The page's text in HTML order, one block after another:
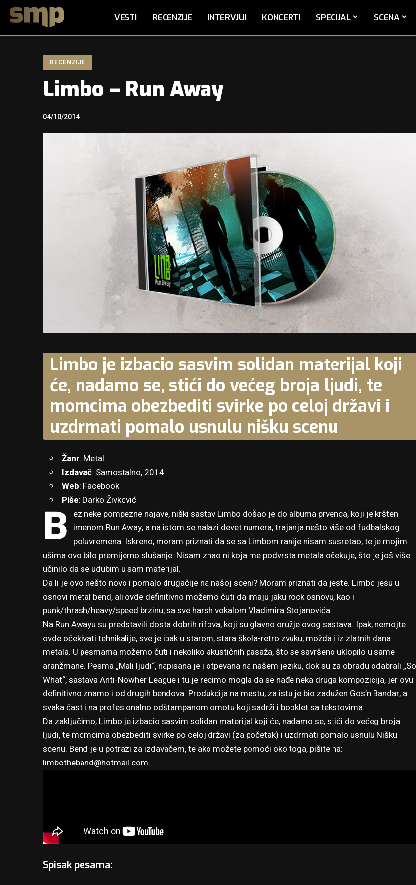
VESTI RECENZIJE INTERVJUI KONCERTI SPECIJAL SCENA
RECENZIJE
Limbo – Run Away
04/10/2014
Limbo je izbacio sasvim solidan materijal koji
će, nadamo se, stići do većeg broja ljudi, te
momcima obezbediti svirke po celoj državi i
uzdrmati pomalo usnulu nišku scenu
Žanr: Metal
Izdavač: Samostalno, 2014.
Web: Facebook
Piše: Darko Živković
B ez neke pompezne najave, niški sastav Limbo došao je do albuma prvenca, koji je kršten
imenom Run Away, a na istom se nalazi devet numera, trajanja nešto više od fudbalskog
poluvremena. Iskreno, moram priznati da se sa Limbom ranije nisam susretao, te je mojim
ušima ovo bilo premijerno slušanje. Nisam znao ni koja me podvrsta metala očekuje, što je još više
učinilo da se udubim u sam materijal.
Da li je ovo nešto novo i pomalo drugačije na našoj sceni? Moram priznati da jeste. Limbo jesu u
osnovi metal bend, ali ovde definitivno možemo čuti da imaju jaku rock osnovu, kao i
punk/thrash/heavy/speed brzinu, sa sve harsh vokalom Vladimira Stojanovića.
Na Run Awayu su predstavili dosta dobrih rifova, koji su glavno oružje ovog sastava. Ipak, nemojte
ovde očekivati tehnikalije, sve je ipak u starom, stara škola-retro zvuku, možda i iz zlatnih dana
metala. U pesmama možemo čuti i nekoliko akustičnih pasaža, što se savršeno uklopilo u same
aranžmane. Pesma „Mali ljudi“, napisana je i otpevana na našem jeziku, dok su za obradu odabrali „So
What“, sastava Anti-Nowher League i tu je recimo mogla da se nađe neka druga kompozicija, jer ovu
definitivno znamo i od drugih bendova. Produkcija na mestu, za istu je bio zadužen Gos’n Bandar, a
svaka čast i na profesionalno odštampanom omotu koji sadrži i booklet sa tekstovima.
Da zaključimo, Limbo je izbacio sasvim solidan materijal koji će, nadamo se, stići do većeg broja
ljudi, te momcima obezbediti svirke po celoj državi (za početak) i uzdrmati pomalo usnulu Nišku
scenu. Bend je u potrazi za izdavačem, te ako možete pomoći oko toga, pišite na:
limbotheband@hotmail.com.
Spisak pesama: